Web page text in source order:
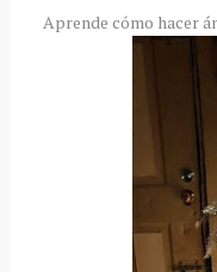
Aprende cómo hacer